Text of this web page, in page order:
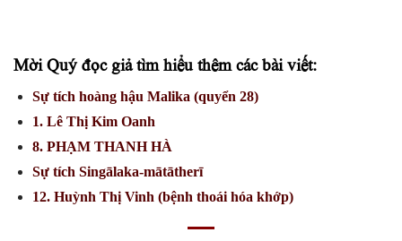
Mời Quý đọc giả tìm hiểu thêm các bài viết:
Sự tích hoàng hậu Malika (quyển 28)
1. Lê Thị Kim Oanh
8. PHẠM THANH HÀ
Sự tích Singālaka-mātātherī
12. Huỳnh Thị Vinh (bệnh thoái hóa khớp)